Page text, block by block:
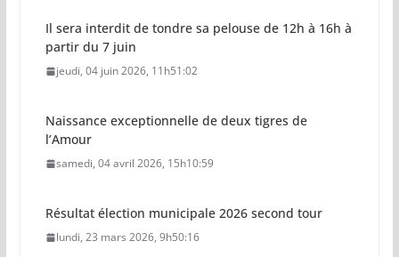
Il sera interdit de tondre sa pelouse de 12h à 16h à
partir du 7 juin
jeudi, 04 juin 2026, 11h51:02
Naissance exceptionnelle de deux tigres de
l’Amour
samedi, 04 avril 2026, 15h10:59
Résultat élection municipale 2026 second tour
lundi, 23 mars 2026, 9h50:16